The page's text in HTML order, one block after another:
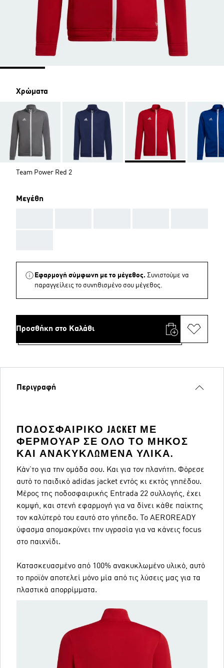
Χρώματα
Team Power Red 2
Μεγέθη
Εφαρμογή σύμφωνη με το μέγεθος. Συνιστούμε να
παραγγείλεις το συνηθισμένο σου μέγεθος.
Προσθήκη στο Καλάθι
Περιγραφή
ΠΟΔΟΣΦΑΙΡΙΚΌ JACKET ΜΕ
ΦΕΡΜΟΥΆΡ ΣΕ ΌΛΟ ΤΟ ΜΉΚΟΣ
ΚΑΙ ΑΝΑΚΥΚΛΩΜΈΝΑ ΥΛΙΚΆ.
Κάν΄το για την ομάδα σου. Και για τον πλανήτη. Φόρεσε
αυτό το παιδικό adidas jacket εντός κι εκτός γηπέδου.
Μέρος της ποδοσφαιρικής Entrada 22 συλλογής, έχει
κομψή, και στενή εφαρμογή για να δίνει κάθε παίκτης
τον καλύτερό του εαυτό στο γήπεδο. Το AEROREADY
ύφασμα απομακρύνει την υγρασία για να κάνεις focus
στο παιχνίδι.
Κατασκευασμένο από 100% ανακυκλωμένο υλικό, αυτό
το προϊόν αποτελεί μόνο μία από τις λύσεις μας για τα
πλαστικά απορρίμματα.